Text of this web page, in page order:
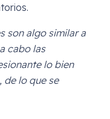
son algo similar a
cabo las
lo bien
de lo que se